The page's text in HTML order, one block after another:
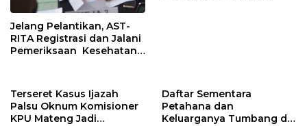
Jelang Pelantikan, AST-
RITA Registrasi dan Jalani
Pemeriksaan Kesehatan
Terseret Kasus Ijazah
Palsu Oknum Komisioner
KPU Mateng Jadi
Daftar Sementara
Petahana dan
Keluarganya Tumbang di